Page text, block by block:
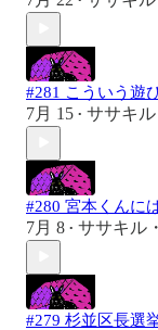
#281 こういう遊
7月 15 • ササキ
#280 宮本くんに
7月 8 • ササキル
#279 杉並区長選